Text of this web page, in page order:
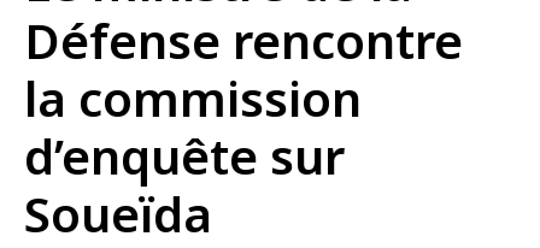
Défense rencontre
la commission
d’enquête sur
Soueïda